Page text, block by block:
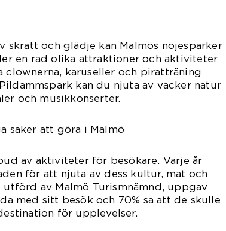
skratt och glädje kan Malmös nöjesparker
en rad olika attraktioner och aktiviteter
clownerna, karuseller och piratträning
kan du njuta av vacker natur
och musikkonserter.
saker att göra i Malmö
av aktiviteter för besökare. Varje år
för att njuta av dess kultur, mat och
av Malmö Turismnämnd, uppgav
med sitt besök och 70% sa att de skulle
för upplevelser.